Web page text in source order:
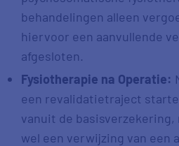
behandelingen alleen
hiervoor een aanvullende
afgesloten.
Fysiotherapie na Operatie:
een revalidatietraject
vanuit de basisverzekering,
wel een verwijzing van een